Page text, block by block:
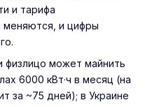
и тарифа
и цифры
физлицо может майнить
6000 кВт·ч в месяц (на
за ~75 дней); в Украине